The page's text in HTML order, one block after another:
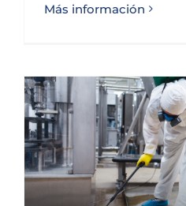
Más información